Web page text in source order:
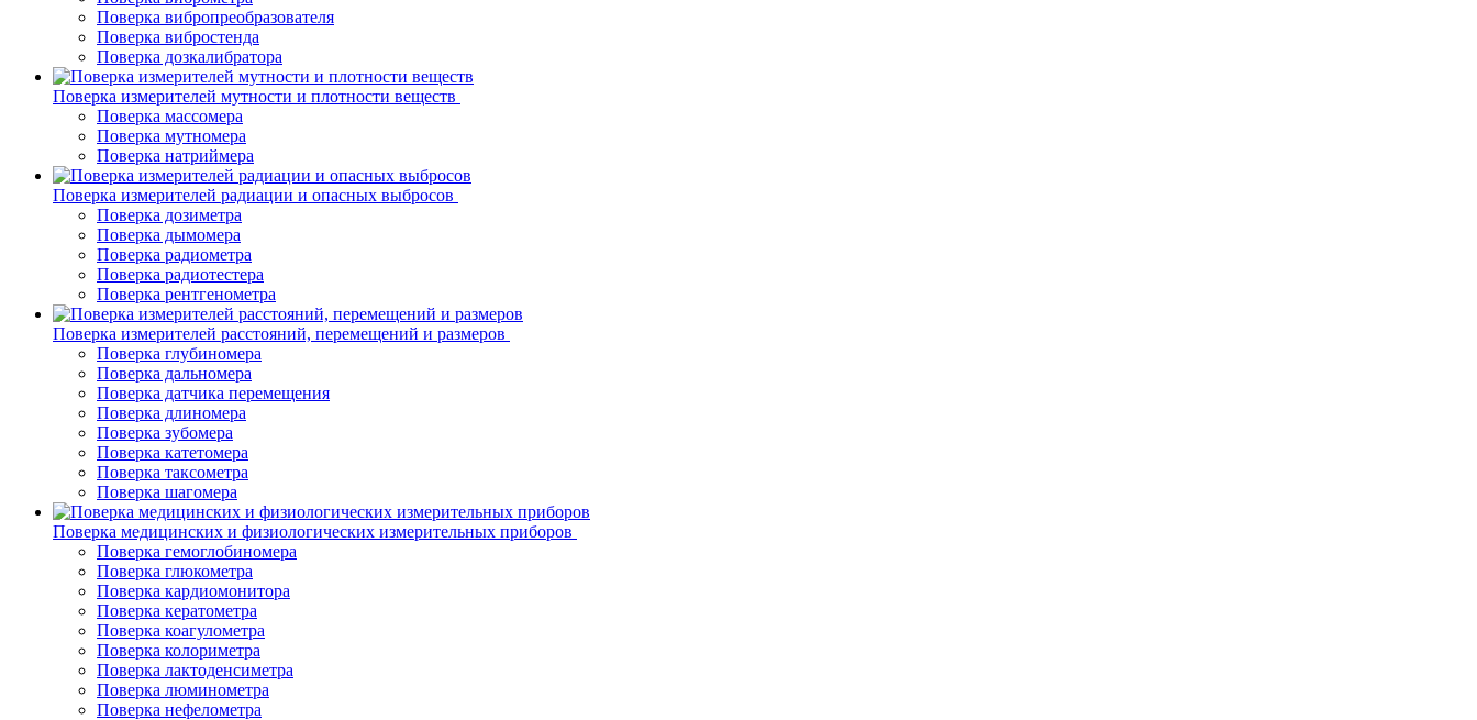
Поверка вибропреобразователя
Поверка вибростенда
Поверка дозкалибратора
Поверка измерителей мутности и плотности веществ
Поверка массомера
Поверка мутномера
Поверка натриймера
Поверка измерителей радиации и опасных выбросов
Поверка дозиметра
Поверка дымомера
Поверка радиометра
Поверка радиотестера
Поверка рентгенометра
Поверка измерителей расстояний, перемещений и размеров
Поверка глубиномера
Поверка дальномера
Поверка датчика перемещения
Поверка длиномера
Поверка зубомера
Поверка катетомера
Поверка таксометра
Поверка шагомера
Поверка медицинских и физиологических измерительных приборов
Поверка гемоглобиномера
Поверка глюкометра
Поверка кардиомонитора
Поверка кератометра
Поверка коагулометра
Поверка колориметра
Поверка лактоденсиметра
Поверка люминометра
Поверка нефелометра